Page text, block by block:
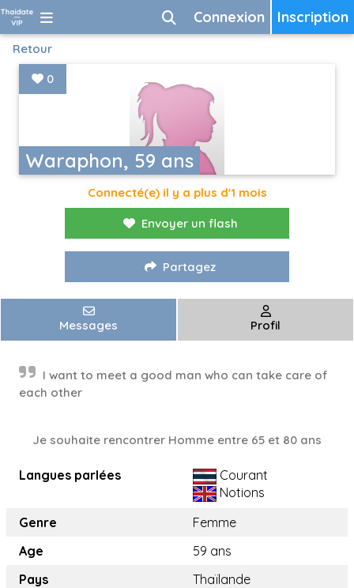
Inscription
Connexion
Retour
Waraphon, 59 ans
0
Connecté(e) il y a plus d'1 mois
Envoyer un flash
Partagez
Messages Profil
I want to meet a good man who can take care of
each other
Je souhaite rencontrer Homme entre 65 et 80 ans
Langues parlées
Courant
Notions
Genre
Femme
Age
59 ans
Pays
Thaïlande